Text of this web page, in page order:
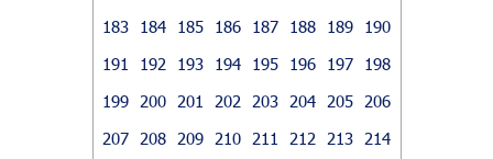
183
184 185 186 187 188 189
190
191
192 193 194 195 196 197
198
199
200 201 202 203 204 205
206
207
208 209 210 211 212 213
214